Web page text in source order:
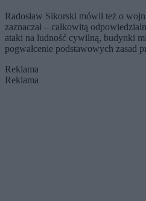
Radosław Sikorski mówił też o
zaznaczał – całkowitą
ataki na ludność cywilną, budynki
pogwałcenie podstawowych zasad
Reklama
Reklama